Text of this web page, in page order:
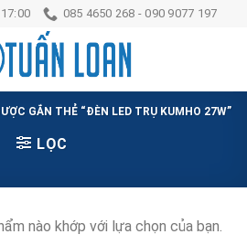
085 4650 268 - 090 9077 197
GẮN THẺ “ĐÈN LED TRỤ KUMHO 27W”
LỌC
nào khớp với lựa chọn của bạn.